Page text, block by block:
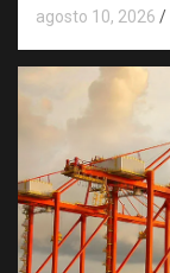
agosto 10, 2026